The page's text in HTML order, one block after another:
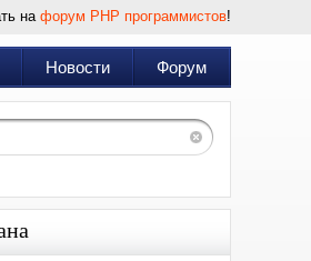
на форум PHP программистов!
Новости Форум